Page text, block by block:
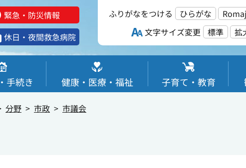
緊急・防災情報
休⽇・夜間救急病院
ふりがなをつける ひらがな
文字サイズ変更
標準 拡
手続き 健康・医療・福祉 子育て・教育
分野 市政 市議会